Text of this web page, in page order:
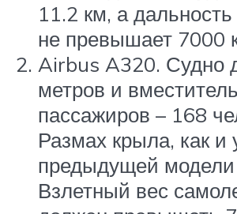
11.2 км, а
не превышает 7000
Airbus A320. Судно
метров и
пассажиров – 168
Размах крыла, как и
предыдущей модели
Взлетный вес